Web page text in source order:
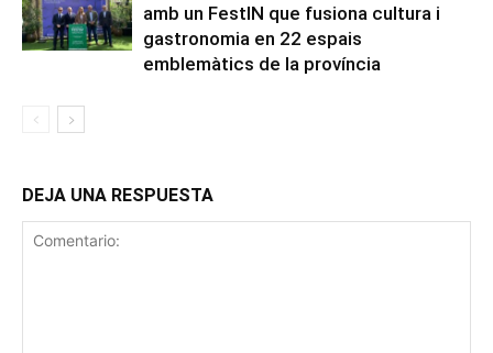
amb un FestIN que fusiona cultura i
gastronomia en 22 espais
emblemàtics de la província
DEJA UNA RESPUESTA